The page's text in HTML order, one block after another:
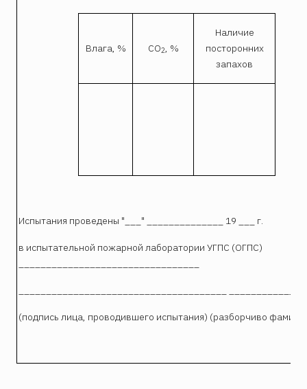
Влага, % CО2 , %
Наличие
посторонних
запахов
Испытания проведены "___" ______________ 19 ___ г.
в испытательной пожарной лаборатории УГПС (ОГПС)
(подпись лица, проводившего испытания) (разборчиво